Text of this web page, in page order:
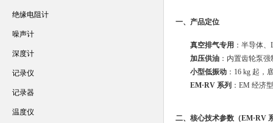
一、产品定位
真空排气专用 ：半导体
加压供油：内置齿轮泵强
小型低振动：16 kg 起，
EM·RV 系列 ：EM 经济
二、核心技术参数（EM·RV
绝缘电阻计
噪声计
深度计
记录仪
记录器
温度仪